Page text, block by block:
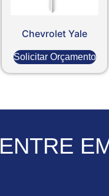
Chevrolet Yale
Solicitar Orçamento
ENTRE